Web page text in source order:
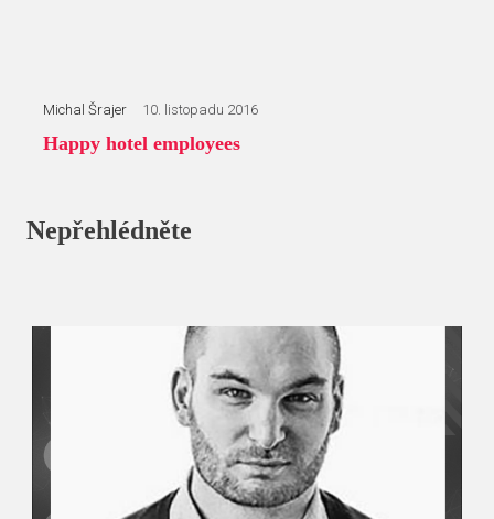
Michal Šrajer 10. listopadu 2016
Happy hotel employees
Nepřehlédněte